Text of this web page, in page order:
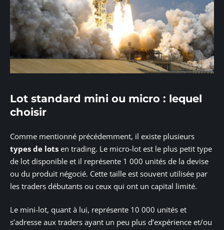
Lot standard mini ou micro : lequel
choisir
Comme mentionné précédemment, il existe plusieurs
types de lots en trading. Le micro-lot est le plus petit type
de lot disponible et il représente 1 000 unités de la devise
ou du produit négocié. Cette taille est souvent utilisée par
les traders débutants ou ceux qui ont un capital limité.
Le mini-lot, quant à lui, représente 10 000 unités et
s’adresse aux traders ayant un peu plus d’expérience et/ou